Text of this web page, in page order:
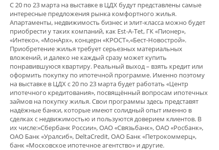
С 20 по 23 марта на выставке в ЦДХ будут представлены самые
интересные предложения рынка комфортного жилья.
Апартаменты, недвижимость бизнес и элит-класса можно будет
приобрести у таких компаний, как Est-A-Tet, ГК «Пионер»,
«Интеко», «МонАрх», концерн «КРОСТ»,«Бест-Новострой».
Приобретение жилья требует серьезных материальных
вложений, и далеко не каждый сразу может купить
понравившуюся квартиру. Реальный выход – взять кредит или
оформить покупку по ипотечной программе. Именно поэтому
на выставке в ЦДХ с 20 по 23 марта будет работать «Центр
ипотечного кредитования», посвящённый вопросам ипотечных
займов на покупку жилья. Свои программы здесь представят
надёжные банки, которые имеют солидный опыт именно в
сделках с недвижимостью и пользуются доверием клиентов. В
их числе:«Сбербанк России», ОАО «Связьбанк», ОАО «Росбанк»,
ОАО Банк «Уралсиб», DeltaCredit, ОАО Банк «Петрокоммерц»,
банк «Московское ипотечное агентство» и другие.